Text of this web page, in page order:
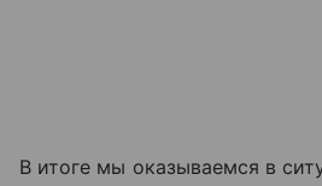
В итоге мы оказываемся в